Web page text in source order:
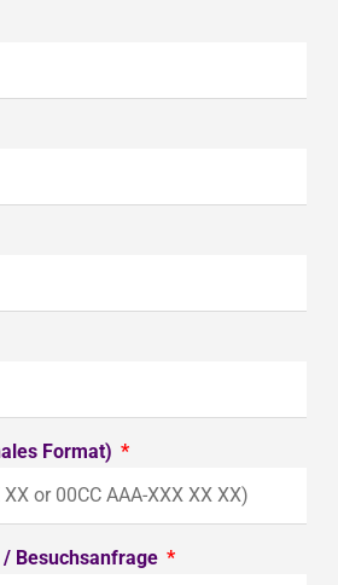
Format)
Besuchsanfrage